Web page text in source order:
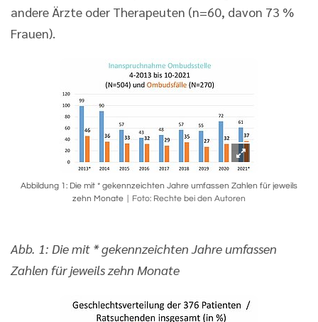
andere Ärzte oder Therapeuten (n=60, davon 73 %
Frauen).
Abbildung 1: Die mit * gekennzeichten Jahre umfassen Zahlen für jeweils
zehn Monate
Foto: Rechte bei den Autoren
Abb. 1: Die mit * gekennzeichten Jahre umfassen
Zahlen für jeweils zehn Monate